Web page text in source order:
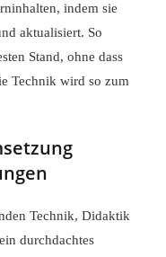
indem sie
aktualisiert. So
Stand, ohne dass
Technik wird so zum
Technik, Didaktik
durchdachtes